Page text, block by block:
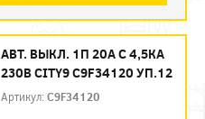
АВТ. ВЫКЛ. 1П 20А С 4,5КА
230В CITY9 C9F34120 УП.12
Артикул:C9F34120